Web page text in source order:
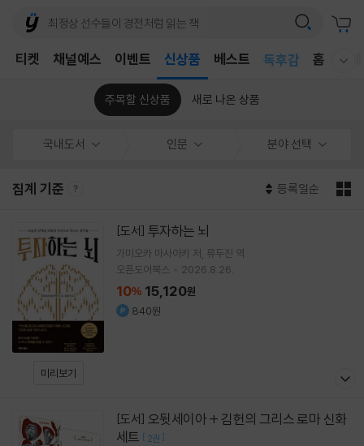
채널예스 이벤트 신상품 베스트
독후감
홈 국
티켓
주목할 신상품 새로 나온 상품
국내도서 인문 분야 선택
집계 기준 등록일순
미리보기
[도서] 투자하는 뇌
가미오카 마사아키 저 류두진 역
오픈도어북스
2026.8.26.
10% 15,120원
840원
[도서]
세트 [ 2권 ]